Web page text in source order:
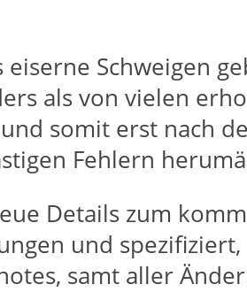
eiserne Schweigen
als von vielen
somit erst nach
Fehlern
Details zum
und
samt aller